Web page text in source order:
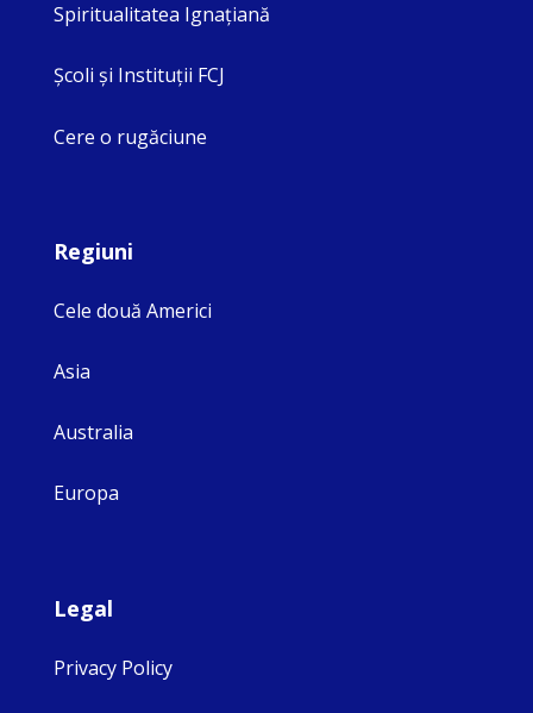
Spiritualitatea Ignaţiană
Şcoli şi Instituţii FCJ
Cere o rugăciune
Regiuni
Cele două Americi
Asia
Australia
Europa
Legal
Privacy Policy